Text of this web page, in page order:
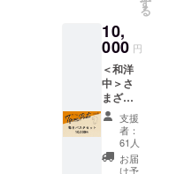
トチー
ネ
(180g)×
3袋 ・
リング
イネ
(180g)×
得な１
８％OF
F！ さ
らに送
料サー
ビス！
セブン
グレイ
パスタ
３種類
（合計
る
10,
000 円
＜和洋
中＞さ
まざま
な毎日
のお料
理にお
試しい
ただけ
支援
者：
61人
お届
け予